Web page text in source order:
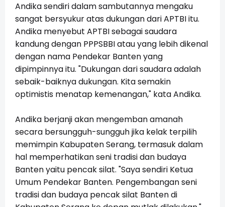
Andika sendiri dalam sambutannya mengaku
sangat bersyukur atas dukungan dari APTBI itu.
Andika menyebut APTBI sebagai saudara
kandung dengan PPPSBBI atau yang lebih dikenal
dengan nama Pendekar Banten yang
dipimpinnya itu. "Dukungan dari saudara adalah
sebaik-baiknya dukungan. Kita semakin
optimistis menatap kemenangan," kata Andika.
Andika berjanji akan mengemban amanah
secara bersungguh-sungguh jika kelak terpilih
memimpin Kabupaten Serang, termasuk dalam
hal memperhatikan seni tradisi dan budaya
Banten yaitu pencak silat. "Saya sendiri Ketua
Umum Pendekar Banten. Pengembangan seni
tradisi dan budaya pencak silat Banten di